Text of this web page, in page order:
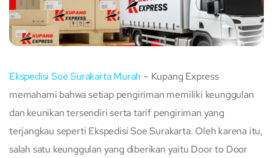
Ekspedisi Soe Surakarta Murah – Kupang Express
memahami bahwa setiap pengiriman memiliki keunggulan
dan keunikan tersendiri serta tarif pengiriman yang
terjangkau seperti Ekspedisi Soe Surakarta. Oleh karena itu,
salah satu keunggulan yang diberikan yaitu Door to Door